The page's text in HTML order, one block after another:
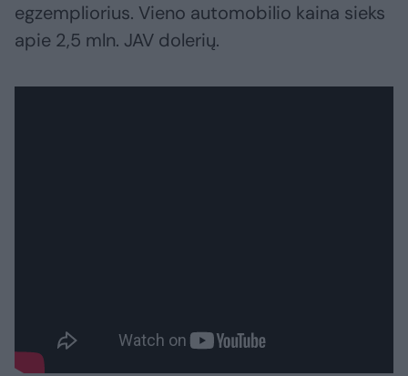
egzempliorius. Vieno automobilio kaina sieks
apie 2,5 mln. JAV dolerių.